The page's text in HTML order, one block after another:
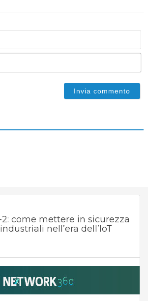
come mettere in sicurezza
nell’era dell’IoT